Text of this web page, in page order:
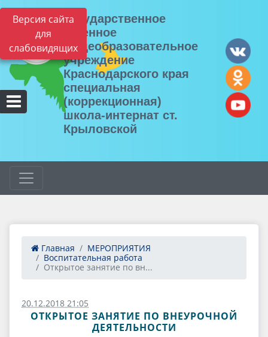
Версия сайта
для
слабовидящих
Государственное
казенное
общеобразовательное
учреждение
Краснодарского края
специальная
(коррекционная)
школа-интернат ст.
Крыловской
Главная
МЕРОПРИЯТИЯ
Воспитательная работа
Открытое занятие по вн...
20.12.2018 21:05
ОТКРЫТОЕ ЗАНЯТИЕ ПО ВНЕУРОЧНОЙ
ДЕЯТЕЛЬНОСТИ